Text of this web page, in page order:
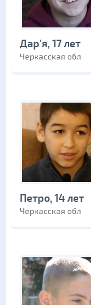
Дар'я, 17 лет
Черкасская обл
Петро, 14 лет
Черкасская обл